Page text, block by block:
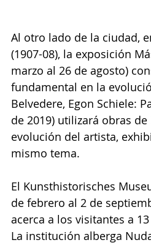
Al otro lado de la ciudad,
(1907-08), la exposición
marzo al 26 de agosto)
fundamental en la
Belvedere, Egon Schiele:
de 2019) utilizará obras
evolución del artista,
mismo tema.
El Kunsthistorisches
de febrero al 2 de
acerca a los visitantes a
La institución alberga